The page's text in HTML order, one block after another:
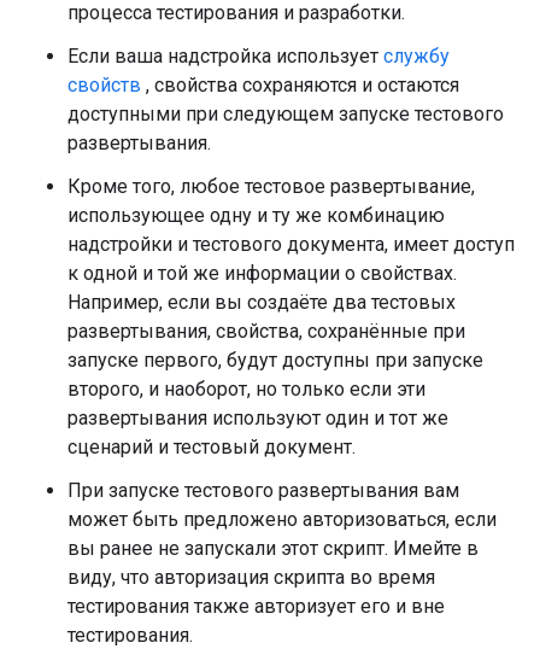
процесса тестирования и разработки.
Если ваша надстройка использует службу
свойств , свойства сохраняются и остаются
доступными при следующем запуске тестового
развертывания.
Кроме того, любое тестовое развертывание,
использующее одну и ту же комбинацию
надстройки и тестового документа, имеет доступ
к одной и той же информации о свойствах.
Например, если вы создаёте два тестовых
развертывания, свойства, сохранённые при
запуске первого, будут доступны при запуске
второго, и наоборот, но только если эти
развертывания используют один и тот же
сценарий и тестовый документ.
При запуске тестового развертывания вам
может быть предложено авторизоваться, если
вы ранее не запускали этот скрипт. Имейте в
виду, что авторизация скрипта во время
тестирования также авторизует его и вне
тестирования.